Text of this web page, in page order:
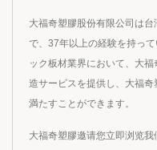
大福奇塑膠股份有限公司は
で、37年以上の経験を持っ
ック板材業界において、大
造サービスを提供し、大福
満たすことができます。
大福奇塑膠邀请您立即浏览